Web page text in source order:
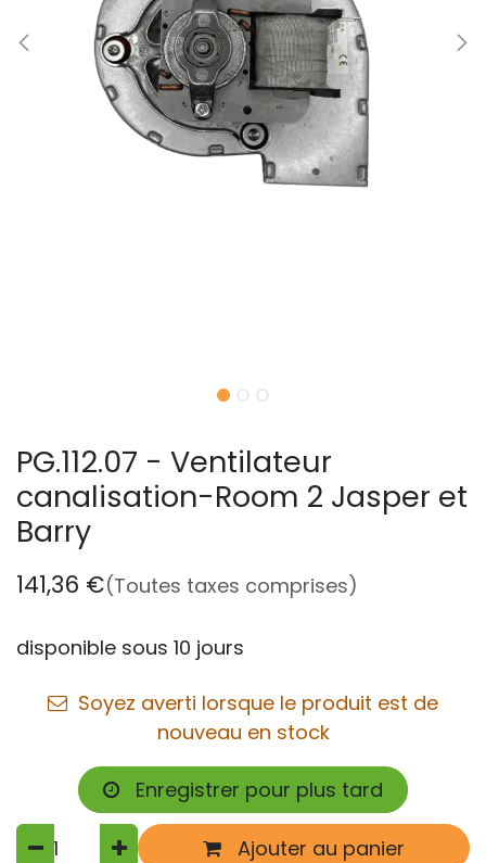
PG.112.07 - Ventilateur
canalisation-Room 2 Jasper et
Barry
141,36 €(Toutes taxes comprises)
disponible sous 10 jours
Soyez averti lorsque le produit est de
nouveau en stock
Enregistrer pour plus tard
Ajouter au panier